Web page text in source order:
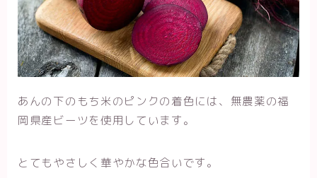
あんの下のもち米のピンクの着色には、無農薬の福
岡県産ビーツを使用しています。
とてもやさしく華やかな色合いです。